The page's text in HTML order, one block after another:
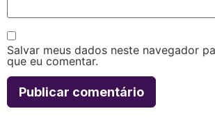
Salvar meus dados neste navegador
que eu comentar.